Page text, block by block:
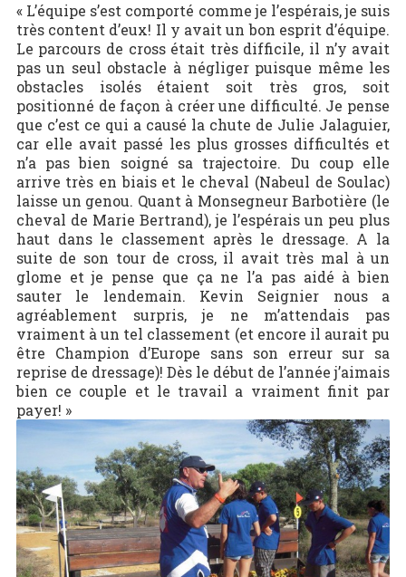
« L’équipe s’est comporté comme je l’espérais, je suis
très content d’eux! Il y avait un bon esprit d’équipe.
Le parcours de cross était très difficile, il n’y avait
pas un seul obstacle à négliger puisque même les
obstacles isolés étaient soit très gros, soit
positionné de façon à créer une difficulté. Je pense
que c’est ce qui a causé la chute de Julie Jalaguier,
car elle avait passé les plus grosses difficultés et
n’a pas bien soigné sa trajectoire. Du coup elle
arrive très en biais et le cheval (Nabeul de Soulac)
laisse un genou. Quant à Monsegneur Barbotière (le
cheval de Marie Bertrand), je l’espérais un peu plus
haut dans le classement après le dressage. A la
suite de son tour de cross, il avait très mal à un
glome et je pense que ça ne l’a pas aidé à bien
sauter le lendemain. Kevin Seignier nous a
agréablement surpris, je ne m’attendais pas
vraiment à un tel classement (et encore il aurait pu
être Champion d’Europe sans son erreur sur sa
reprise de dressage)! Dès le début de l’année j’aimais
bien ce couple et le travail a vraiment finit par
payer! »